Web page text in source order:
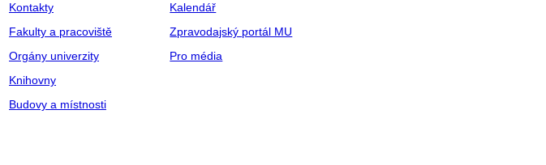
Kontakty
Fakulty a pracoviště
Orgány univerzity
Knihovny
Budovy a místnosti
Kalendář
Zpravodajský portál MU
Pro média